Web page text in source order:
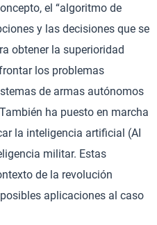
el “algoritmo de
y las decisiones que se
obtener la superioridad
los problemas
de armas autónomos
ha puesto en marcha
la inteligencia artificial (AI
militar. Estas
de la revolución
aplicaciones al caso